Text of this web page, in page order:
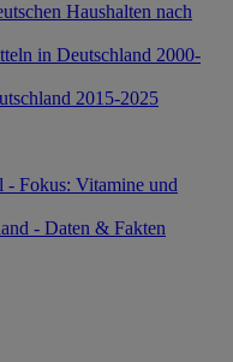
Haushalten nach
in Deutschland 2000-
2015-2025
- Fokus: Vitamine und
- Daten & Fakten